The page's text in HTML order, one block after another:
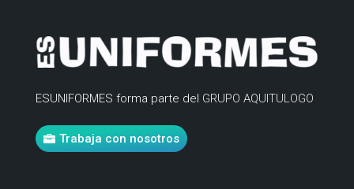
ESUNIFORMES forma parte del GRUPO AQUITULOGO
Trabaja con nosotros